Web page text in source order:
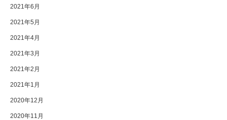
2021年6月
2021年5月
2021年4月
2021年3月
2021年2月
2021年1月
2020年12月
2020年11月